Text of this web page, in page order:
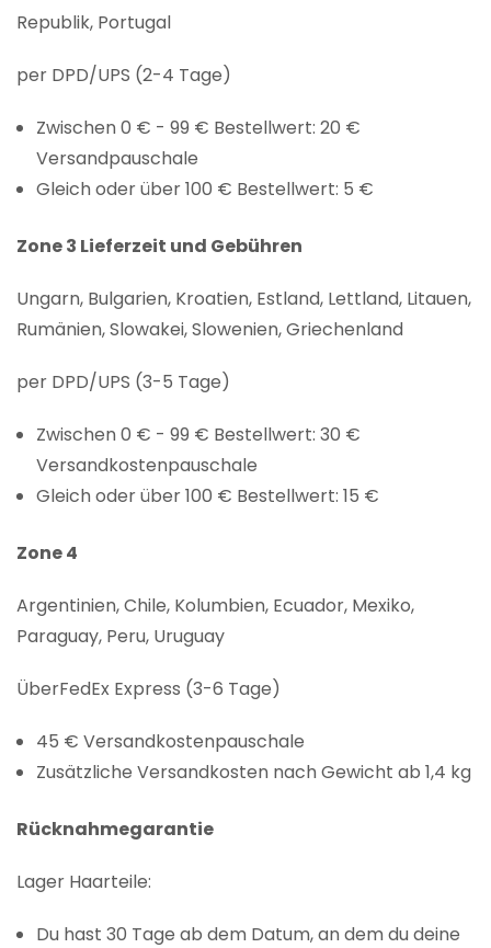
Republik, Portugal
per DPD/UPS (2-4 Tage)
Zwischen 0 € - 99 € Bestellwert: 20 €
Versandpauschale
Gleich oder über 100 € Bestellwert: 5 €
Zone 3 Lieferzeit und Gebühren
Ungarn, Bulgarien, Kroatien, Estland, Lettland, Litauen,
Rumänien, Slowakei, Slowenien, Griechenland
per DPD/UPS (3-5 Tage)
Zwischen 0 € - 99 € Bestellwert: 30 €
Versandkostenpauschale
Gleich oder über 100 € Bestellwert: 15 €
Zone 4
Argentinien, Chile, Kolumbien, Ecuador, Mexiko,
Paraguay, Peru, Uruguay
ÜberFedEx Express (3-6 Tage)
45 € Versandkostenpauschale
Zusätzliche Versandkosten nach Gewicht ab 1,4 kg
Rücknahmegarantie
Lager Haarteile:
Du hast 30 Tage ab dem Datum, an dem du deine